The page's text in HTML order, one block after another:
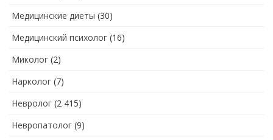
Медицинские диеты (30)
Медицинский психолог (16)
Миколог (2)
Нарколог (7)
Невролог (2 415)
Невропатолог (9)